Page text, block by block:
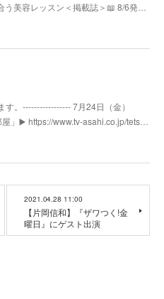
う美容レッスン＜掲載誌＞📖 8/6発…
。----------------- 7月24日（金）
」▶️ https://www.tv-asahi.co.jp/tets…
2021.04.28 11:00
【片岡信和】『ザワつく!金
曜日』にゲスト出演